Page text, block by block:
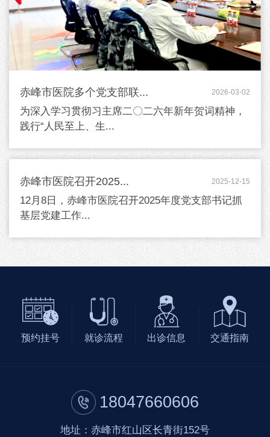
赤峰市医院多个党支部联... 2026-03-02
为深入学习贯彻习主席二〇二六年新年贺词精神，
践行“人民至上、生...
赤峰市医院召开2025... 2025-12-15
12月8日，赤峰市医院召开2025年度党支部书记抓
基层党建工作...
预约挂号 就诊流程 出诊信息 交通指南
18047660606
地址：赤峰市红山区长青街152号